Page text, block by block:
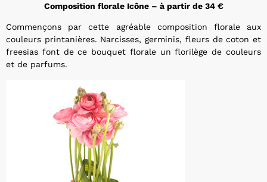
Composition florale Icône – à partir de 34 €
Commençons par cette agréable composition florale aux
couleurs printanières. Narcisses, germinis, fleurs de coton et
freesias font de ce bouquet florale un florilège de couleurs
et de parfums.